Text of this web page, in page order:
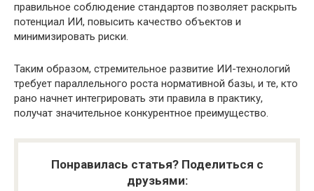
правильное соблюдение стандартов позволяет раскрыть
потенциал ИИ, повысить качество объектов и
минимизировать риски.
Таким образом, стремительное развитие ИИ-технологий
требует параллельного роста нормативной базы, и те, кто
рано начнет интегрировать эти правила в практику,
получат значительное конкурентное преимущество.
Понравилась статья? Поделиться с
друзьями: